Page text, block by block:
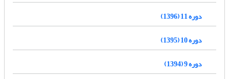
دوره 11 (1396)
دوره 10 (1395)
دوره 9 (1394)